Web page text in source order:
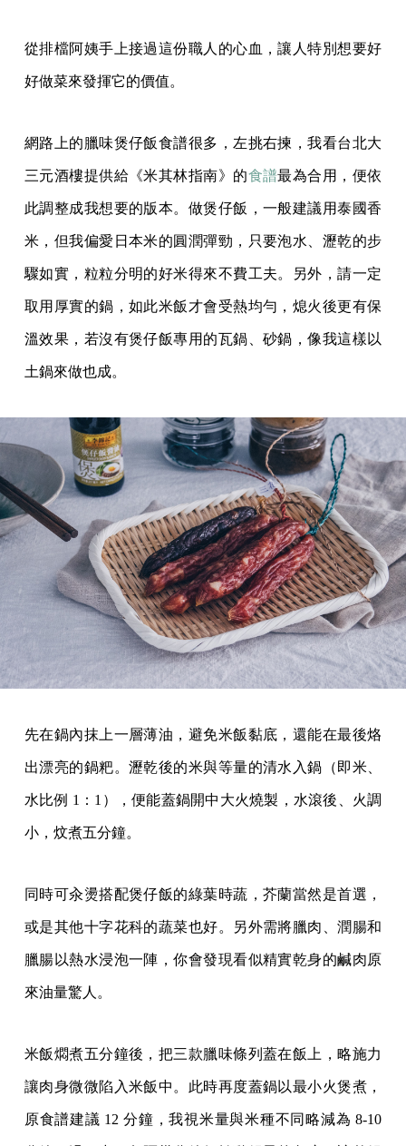
從排檔阿姨手上接過這份職人的心血，讓人特別想要好
好做菜來發揮它的價值。
網路上的臘味煲仔飯食譜很多，左挑右揀，我看台北大
三元酒樓提供給《米其林指南》的食譜最為合用，便依
此調整成我想要的版本。做煲仔飯，一般建議用泰國香
米，但我偏愛日本米的圓潤彈勁，只要泡水、瀝乾的步
驟如實，粒粒分明的好米得來不費工夫。另外，請一定
取用厚實的鍋，如此米飯才會受熱均勻，熄火後更有保
溫效果，若沒有煲仔飯專用的瓦鍋、砂鍋，像我這樣以
土鍋來做也成。
先在鍋內抹上一層薄油，避免米飯黏底，還能在最後烙
出漂亮的鍋粑。瀝乾後的米與等量的清水入鍋（即米、
水比例 1：1），便能蓋鍋開中大火燒製，水滾後、火調
小，炆煮五分鐘。
同時可汆燙搭配煲仔飯的綠葉時蔬，芥蘭當然是首選，
或是其他十字花科的蔬菜也好。另外需將臘肉、潤腸和
臘腸以熱水浸泡一陣，你會發現看似精實乾身的鹹肉原
來油量驚人。
米飯燜煮五分鐘後，把三款臘味條列蓋在飯上，略施力
讓肉身微微陷入米飯中。此時再度蓋鍋以最小火煲煮，
原食譜建議 12 分鐘，我視米量與米種不同略減為 8-10